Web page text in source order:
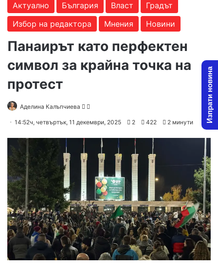
Актуално България Власт
Градът
Избор на редактора
Мнения Новини
Панаирът като перфектен
символ за крайна точка на
протест
Аделина Калъпчиева
Follow
14:52ч, четвъртък, 11 декември, 2025 2 422 2 минути Изпрати новина